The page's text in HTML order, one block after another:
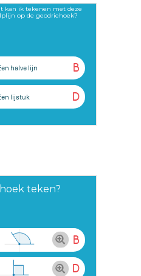
kan ik tekenen met deze
op de geodriehoek?
B
halve lijn
D
lijstuk
teken?
B
D